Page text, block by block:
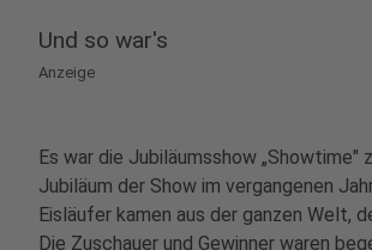
Und so war's
Anzeige
Es war die Jubiläumsshow „Showtime"
Jubiläum der Show im vergangenen
Eisläufer kamen aus der ganzen Welt,
Die Zuschauer und Gewinner waren